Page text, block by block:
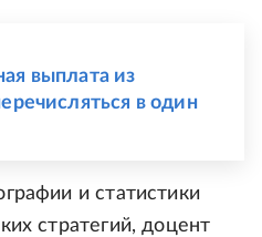
выплата из
в один
и статистики
стратегий, доцент